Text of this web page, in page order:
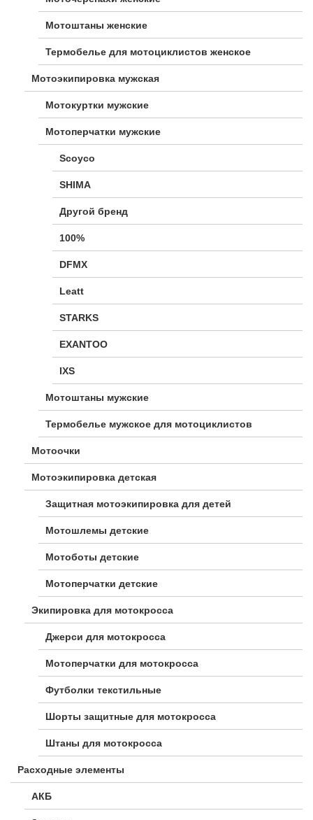
Мотоштаны женские
Термобелье для мотоциклистов женское
Мотоэкипировка мужская
Мотокуртки мужские
Мотоперчатки мужские
Scoyco
SHIMA
Другой бренд
100%
DFMX
Leatt
STARKS
EXANTOO
IXS
Мотоштаны мужские
Термобелье мужское для мотоциклистов
Мотоочки
Мотоэкипировка детская
Защитная мотоэкипировка для детей
Мотошлемы детские
Мотоботы детские
Мотоперчатки детские
Экипировка для мотокросса
Джерси для мотокросса
Мотоперчатки для мотокросса
Футболки текстильные
Шорты защитные для мотокросса
Штаны для мотокросса
Расходные элементы
АКБ